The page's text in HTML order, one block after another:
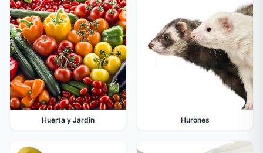
Huerta y Jardin Hurones